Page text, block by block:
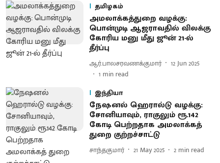
தமிழகம்
அமலாக்கத்துறை வழக்கு:
பொன்முடி ஆஜராவதில் விலக்கு
கோரிய மனு மீது ஜூன் 21-ல்
தீர்ப்பு
ஆர்.பாலசரவணக்குமார்
12 Jun 2025
1 min read
இந்தியா
நேஷனல் ஹெரால்டு வழக்கு:
சோனியாவும், ராகுலும் ரூ.142
கோடி பெற்றதாக அமலாக்கத்
துறை குற்றச்சாட்டு
சாந்தகுமார் 21 May 2025 2 min read